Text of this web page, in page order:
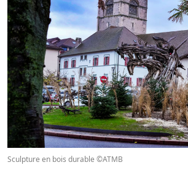
Sculpture en bois durable ©ATMB